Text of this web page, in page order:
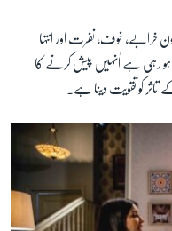
خوف، نفرت اور انتہا
ہو رہی ہے اُنہیں پیش کرنے کا
کو تقویت دینا ہے۔